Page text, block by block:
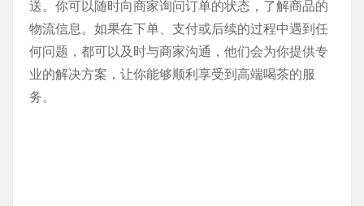
送。你可以随时向商家询问订单的状态，了解商品的
物流信息。如果在下单、支付或后续的过程中遇到任
何问题，都可以及时与商家沟通，他们会为你提供专
业的解决方案，让你能够顺利享受到高端喝茶的服
务。